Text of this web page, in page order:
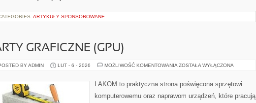
ARTYKUŁY SPONSOROWANE
GRAFICZNE (GPU)
BY ADMIN LUT - 6 - 2026 MOŻLIWOŚĆ KOMENTOWANIA KARTY
ZOSTAŁA WYŁĄCZONA
LAKOM to praktyczna strona poświęcona sprzętowi
komputerowemu oraz naprawom urządzeń, które pracują